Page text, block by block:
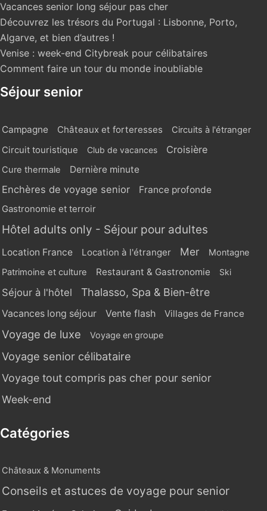
Vacances senior long séjour pas cher
Découvrez les trésors du Portugal : Lisbonne, Porto,
Algarve, et bien d’autres !
Venise : week-end Citybreak pour célibataires
Comment faire un tour du monde inoubliable
Séjour senior
Campagne Châteaux et forteresses
Circuits à l'étranger
Circuit touristique
Club de vacances Croisière
Cure thermale Dernière minute
Enchères de voyage senior
France profonde
Gastronomie et terroir
Hôtel adults only - Séjour pour adultes
Location France Location à l'étranger Mer Montagne
Patrimoine et culture Restaurant & Gastronomie Ski
Séjour à l'hôtel Thalasso, Spa & Bien-être
Vacances long séjour Vente flash Villages de France
Voyage de luxe Voyage en groupe
Voyage senior célibataire
Voyage tout compris pas cher pour senior
Week-end
Catégories
Châteaux & Monuments
Conseils et astuces de voyage pour senior